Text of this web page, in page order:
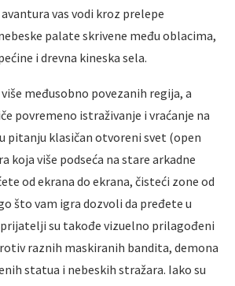
vas vodi kroz prelepe
palate skrivene među oblacima,
i drevna kineska sela.
međusobno povezanih regija, a
povremeno istraživanje i vraćanje na
pitanju klasičan otvoreni svet (open
koja više podseća na stare arkadne
od ekrana do ekrana, čisteći zone od
što vam igra dozvoli da pređete u
su takođe vizuelno prilagođeni
raznih maskiranih bandita, demona
statua i nebeskih stražara. Iako su